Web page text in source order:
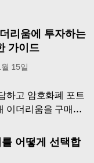
리움에 투자하는
가이드
15일
하고 암호화폐 포트
이더리움을 구매하
어떻게 선택합